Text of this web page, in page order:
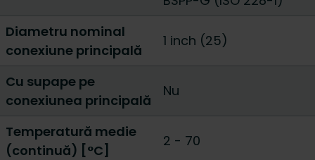
Diametru nominal
conexiune principală
1 inch (25)
Cu supape pe
conexiunea principală
Nu
Temperatură medie
(continuă) [°C]
2 - 70